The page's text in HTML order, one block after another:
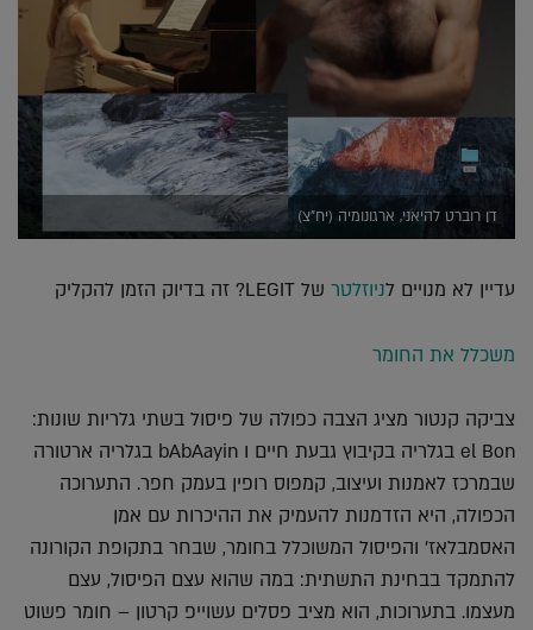
דן רוברט להיאני, ארגונומיה (יח"צ)
עדיין לא מנויים לניוזלטר של LEGIT? זה בדיוק הזמן להקליק
משכלל את החומר
צביקה קנטור מציג הצבה כפולה של פיסול בשתי גלריות שונות:
el Bon בגלריה בקיבוץ גבעת חיים ו bAbAayin בגלריה ארטורה
שבמרכז לאמנות ועיצוב, קמפוס רופין בעמק חפר. התערוכה
הכפולה, היא הזדמנות להעמיק את ההיכרות עם אמן
האסמבלאז' והפיסול המשוכלל בחומר, שבחר בתקופת הקורונה
להתמקד בבחינת התשתית: במה שהוא עצם הפיסול, עצם
מעצמו. בתערוכות, הוא מציב פסלים עשוייפ קרטון – חומר פשוט